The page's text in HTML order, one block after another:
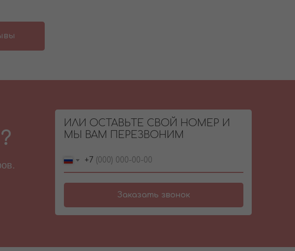
ИЛИ ОСТАВЬТЕ СВОЙ НОМЕР И
МЫ ВАМ ПЕРЕЗВОНИМ
+7
Заказать звонок